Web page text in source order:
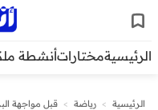
الرئيسيةمختاراتأنشطة
الرئيسية > رياضة > قبل مواجهة